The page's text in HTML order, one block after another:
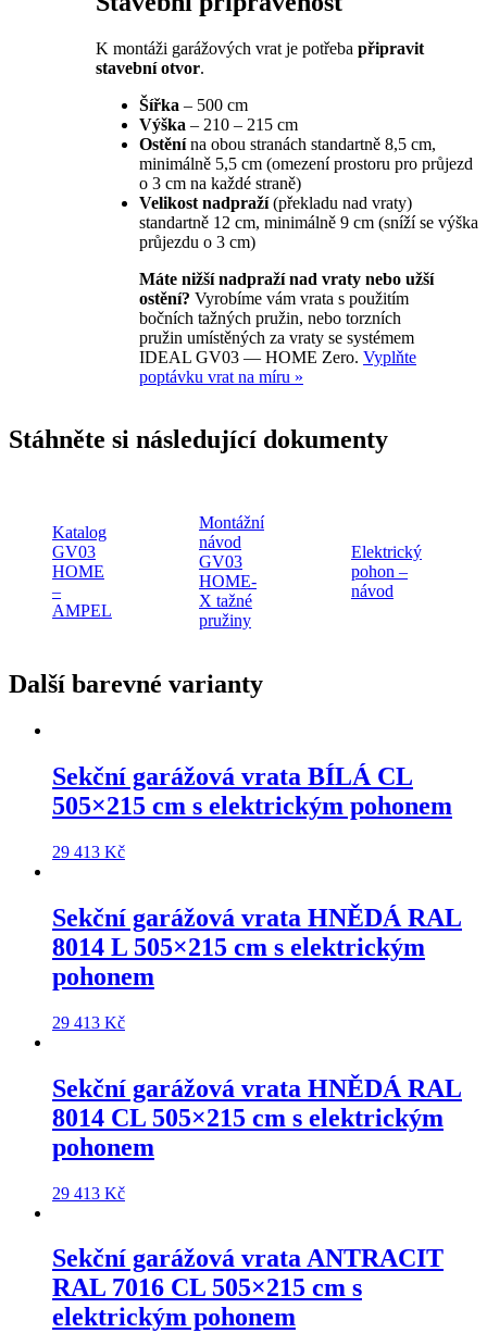
K montáži garážových vrat je potřeba připravit
stavební otvor.
Šířka – 500 cm
Výška – 210 – 215 cm
Ostěnína obou stranách standartně 8,5 cm,
minimálně 5,5 cm (omezení prostoru pro průjezd
o 3 cm na každé straně)
Velikost nadpraží(překladu nad vraty)
standartně 12 cm, minimálně 9 cm (sníží se výška
průjezdu o 3 cm)
Máte nižší nadpraží nad vraty nebo užší
ostění? Vyrobíme vám vrata s použitím
bočních tažných pružin, nebo torzních
pružin umístěných za vraty se systémem
IDEAL GV03 — HOME Zero. Vyplňte
poptávku vrat na míru »
Stáhněte si následující dokumenty
Katalog
GV03
HOME
–
AMPEL
Montážní
návod
GV03
HOME-
X tažné
pružiny
Elektrický
pohon –
návod
Další barevné varianty
Sekční garážová vrata BÍLÁ CL
505×215 cm s elektrickým pohonem
29 413 Kč
Sekční garážová vrata HNĚDÁ RAL
8014 L 505×215 cm s elektrickým
pohonem
29 413 Kč
Sekční garážová vrata HNĚDÁ RAL
8014 CL 505×215 cm s elektrickým
pohonem
29 413 Kč
Sekční garážová vrataANTRACIT
RAL 7016 CL 505×215 cm s
elektrickým pohonem